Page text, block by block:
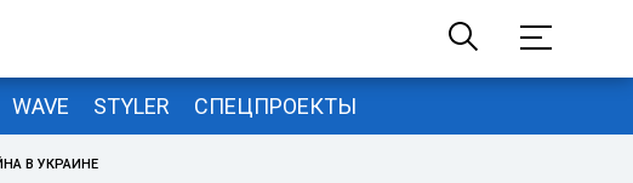
WAVE STYLER СПЕЦПРОЕКТЫ
В УКРАИНЕ